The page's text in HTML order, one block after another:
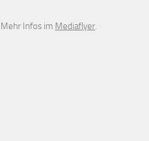
Mehr Infos im Mediaflyer.